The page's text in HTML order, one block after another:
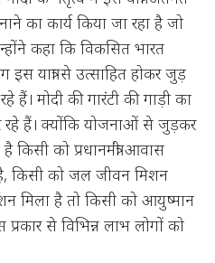
का कार्य किया जा रहा है जो
कहा कि विकसित भारत
इस यात्रा से उत्साहित होकर जुड़
मोदी की गारंटी की गाड़ी का
हैं। क्योंकि योजनाओं से जुड़कर
किसी को प्रधानमंत्री आवास
किसी को जल जीवन मिशन
मिला है तो किसी को आयुष्मान
से विभिन्न लाभ लोगों को